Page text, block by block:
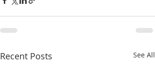
Recent Posts See All